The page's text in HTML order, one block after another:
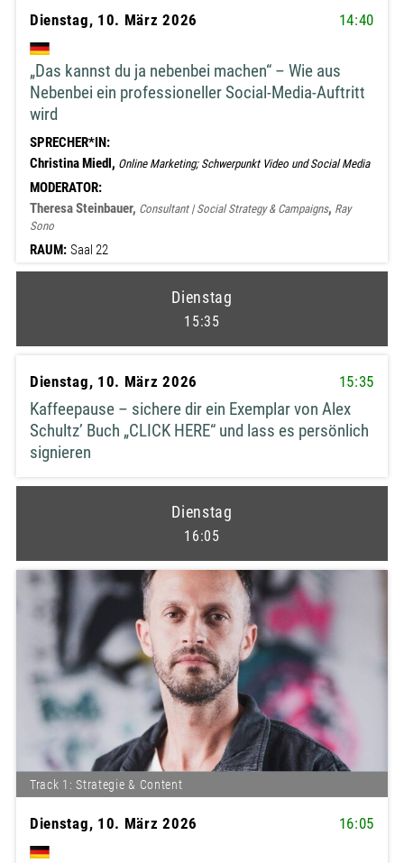
Dienstag, 10. März 2026 14:40
„Das kannst du ja nebenbei machen“ – Wie aus
Nebenbei ein professioneller Social-Media-Auftritt
wird
SPRECHER*IN:
Christina Miedl, Online Marketing; Schwerpunkt Video und Social Media
MODERATOR:
Theresa Steinbauer, Consultant | Social Strategy & Campaigns, Ray
Sono
RAUM: Saal 22
Dienstag
15:35
Dienstag, 10. März 2026 15:35
Kaffeepause – sichere dir ein Exemplar von Alex
Schultz’ Buch „CLICK HERE“ und lass es persönlich
signieren
Dienstag
16:05
Track 1: Strategie & Content
Dienstag, 10. März 2026 16:05